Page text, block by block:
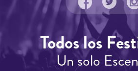
Todos los
Un solo